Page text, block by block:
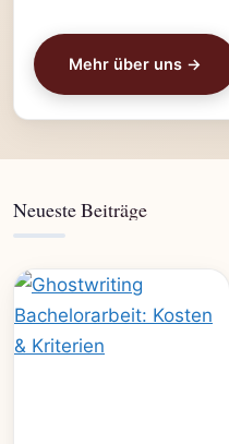
Mehr über uns →
Neueste Beiträge